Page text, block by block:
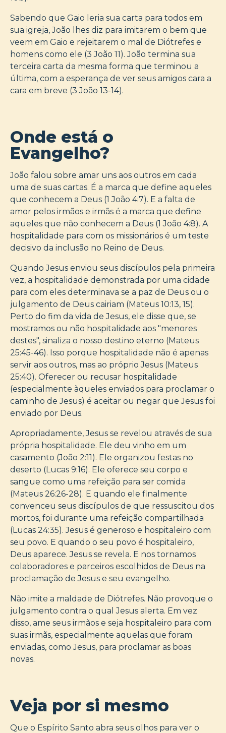
Sabendo que Gaio leria sua carta para todos em
sua igreja, João lhes diz para imitarem o bem que
veem em Gaio e rejeitarem o mal de Diótrefes e
homens como ele (3 João 11). João termina sua
terceira carta da mesma forma que terminou a
última, com a esperança de ver seus amigos cara a
cara em breve (3 João 13-14).
Onde está o
Evangelho?
João falou sobre amar uns aos outros em cada
uma de suas cartas. É a marca que define aqueles
que conhecem a Deus (1 João 4:7). E a falta de
amor pelos irmãos e irmãs é a marca que define
aqueles que não conhecem a Deus (1 João 4:8). A
hospitalidade para com os missionários é um teste
decisivo da inclusão no Reino de Deus.
Quando Jesus enviou seus discípulos pela primeira
vez, a hospitalidade demonstrada por uma cidade
para com eles determinava se a paz de Deus ou o
julgamento de Deus cairiam (Mateus 10:13, 15).
Perto do fim da vida de Jesus, ele disse que, se
mostramos ou não hospitalidade aos "menores
destes", sinaliza o nosso destino eterno (Mateus
25:45-46). Isso porque hospitalidade não é apenas
servir aos outros, mas ao próprio Jesus (Mateus
25:40). Oferecer ou recusar hospitalidade
(especialmente àqueles enviados para proclamar o
caminho de Jesus) é aceitar ou negar que Jesus foi
enviado por Deus.
Apropriadamente, Jesus se revelou através de sua
própria hospitalidade. Ele deu vinho em um
casamento (João 2:11). Ele organizou festas no
deserto (Lucas 9:16). Ele oferece seu corpo e
sangue como uma refeição para ser comida
(Mateus 26:26-28). E quando ele finalmente
convenceu seus discípulos de que ressuscitou dos
mortos, foi durante uma refeição compartilhada
(Lucas 24:35). Jesus é generoso e hospitaleiro com
seu povo. E quando o seu povo é hospitaleiro,
Deus aparece. Jesus se revela. E nos tornamos
colaboradores e parceiros escolhidos de Deus na
proclamação de Jesus e seu evangelho.
Não imite a maldade de Diótrefes. Não provoque o
julgamento contra o qual Jesus alerta. Em vez
disso, ame seus irmãos e seja hospitaleiro para com
suas irmãs, especialmente aquelas que foram
enviadas, como Jesus, para proclamar as boas
novas.
Veja por si mesmo
Que o Espírito Santo abra seus olhos para ver o